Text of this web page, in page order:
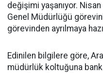
değişimi yaşanıyor.
Genel Müdürlüğü
görevinden ayrılmaya
Edinilen bilgilere göre,
müdürlük koltuğuna